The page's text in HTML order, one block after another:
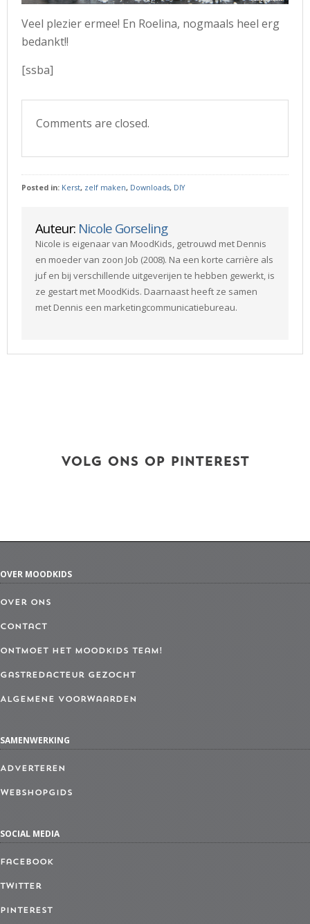
Veel plezier ermee! En Roelina, nogmaals heel erg
bedankt!!
[ssba]
Comments are closed.
Posted in: Kerst, zelf maken, Downloads, DIY
Auteur: Nicole Gorseling
Nicole is eigenaar van MoodKids, getrouwd met Dennis
en moeder van zoon Job (2008). Na een korte carrière als
juf en bij verschillende uitgeverijen te hebben gewerkt, is
ze gestart met MoodKids. Daarnaast heeft ze samen
met Dennis een marketingcommunicatiebureau.
VOLG ONS OP PINTEREST
OVER MOODKIDS
Over ons
Contact
Ontmoet het MoodKids Team!
Gastredacteur gezocht
Algemene Voorwaarden
SAMENWERKING
Adverteren
Webshopgids
SOCIAL MEDIA
Facebook
Twitter
Pinterest